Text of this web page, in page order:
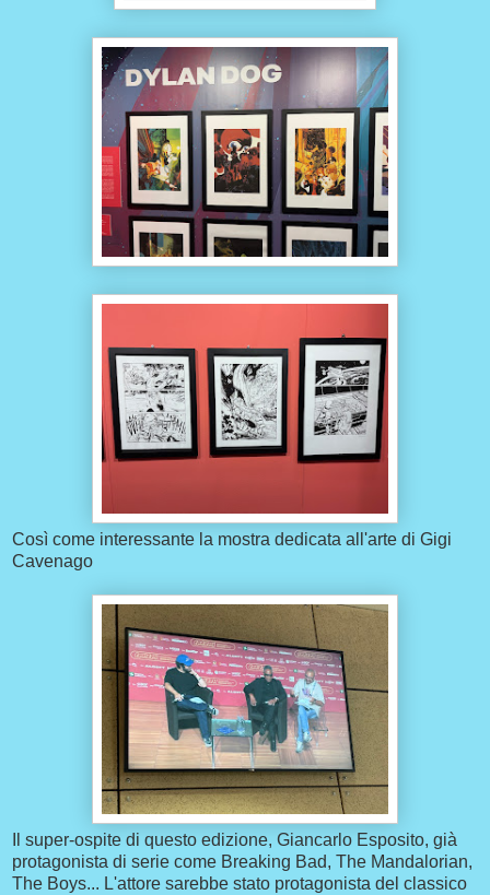
Così come interessante la mostra dedicata all'arte di Gigi
Cavenago
Il super-ospite di questo edizione, Giancarlo Esposito, già
protagonista di serie come Breaking Bad, The Mandalorian,
The Boys... L'attore sarebbe stato protagonista del classico